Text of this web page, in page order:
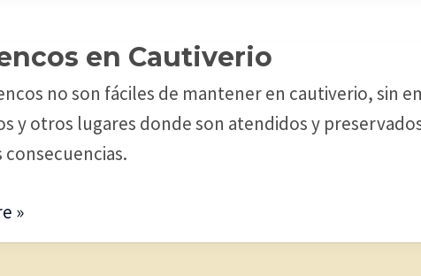
en Cautiverio
no son fáciles de mantener en cautiverio, sin
y otros lugares donde son atendidos y
consecuencias.
»